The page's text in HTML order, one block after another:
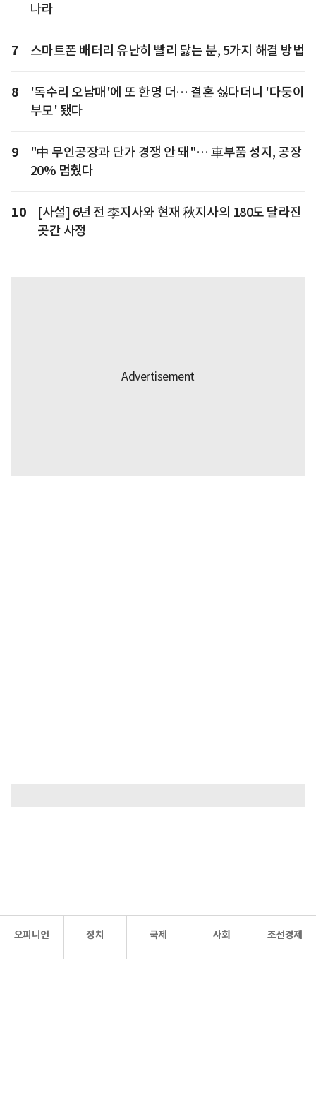
나라
7 스마트폰 배터리 유난히 빨리 닳는 분, 5가지 해결 방법
8
'독수리 오남매'에 또 한명 더… 결혼 싫다더니 '다둥이
부모' 됐다
9
"中 무인공장과 단가 경쟁 안 돼"… 車부품 성지, 공장
20% 멈췄다
10
[사설] 6년 전 李지사와 현재 秋지사의 180도 달라진
곳간 사정
오피니언 정치 국제 사회 조선경제